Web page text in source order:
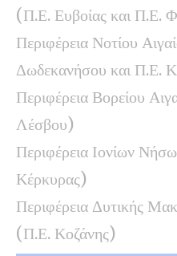
(Π.Ε. Ευβοίας και Π.Ε.
Περιφέρεια Νοτίου
Δωδεκανήσου και Π.Ε.
Περιφέρεια Βορείου
Λέσβου)
Περιφέρεια Ιονίων
Κέρκυρας)
Περιφέρεια Δυτικής
(Π.Ε. Κοζάνης)